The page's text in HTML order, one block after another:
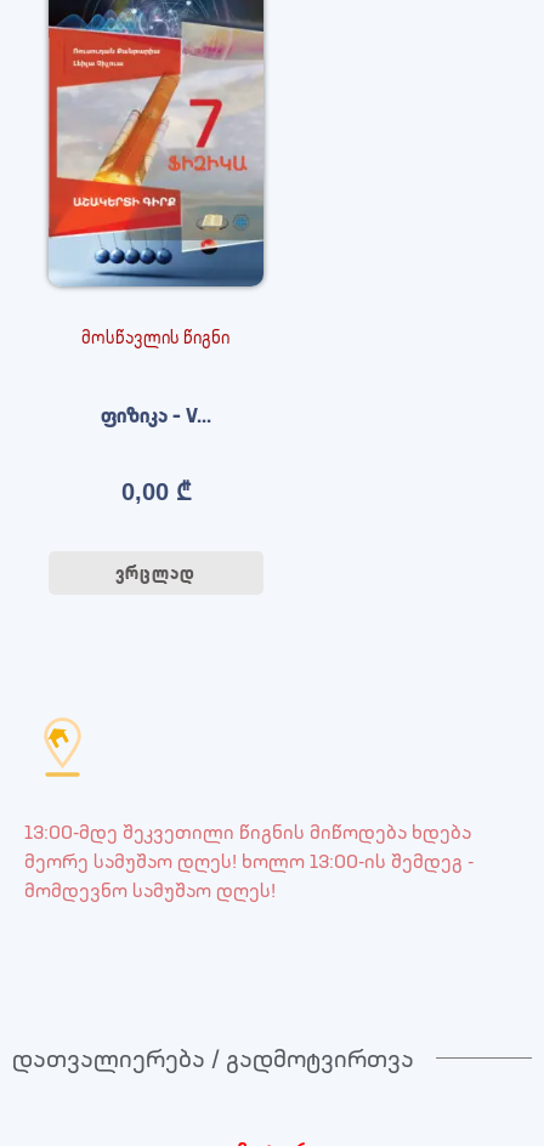
მოსწავლის წიგნი
ფიზიკა – V...
0,00 ₾
ვრცლად
13:00-მდე შეკვეთილი წიგნის მიწოდება ხდება
მეორე სამუშაო დღეს! ხოლო 13:00-ის შემდეგ -
მომდევნო სამუშაო დღეს!
დათვალიერება / გადმოტვირთვა